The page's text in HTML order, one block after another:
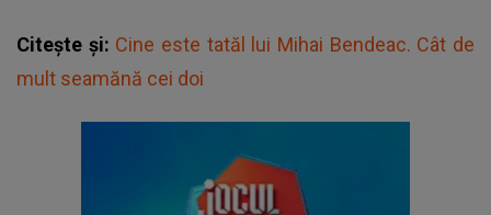
Citește și: Cine este tatăl lui Mihai Bendeac. Cât de
mult seamănă cei doi